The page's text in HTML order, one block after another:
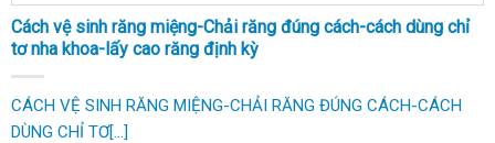
Cách vệ sinh răng miệng-Chải răng đúng cách-cách dùng chỉ
tơ nha khoa-lấy cao răng định kỳ
CÁCH VỆ SINH RĂNG MIỆNG-CHẢI RĂNG ĐÚNG CÁCH-CÁCH
DÙNG CHỈ TƠ[...]